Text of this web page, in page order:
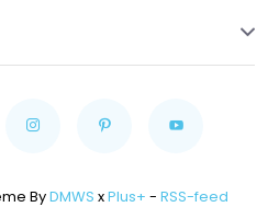
ByDMWS xPlus+ - RSS-feed